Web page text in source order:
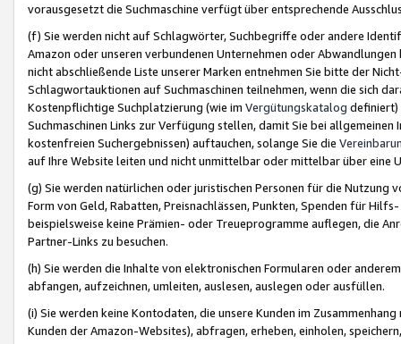
vorausgesetzt die Suchmaschine verfügt über entsprechende
(f) Sie werden nicht auf Schlagwörter, Suchbegriffe oder andere
Amazon oder unseren verbundenen Unternehmen oder
nicht abschließende Liste unserer Marken entnehmen Sie bitte der
Schlagwortauktionen auf Suchmaschinen teilnehmen, wenn die sich
Kostenpflichtige Suchplatzierung (wie im Vergütungskatalog definiert)
Suchmaschinen Links zur Verfügung stellen, damit Sie bei
kostenfreien Suchergebnissen) auftauchen, solange Sie die
auf Ihre Website leiten und nicht unmittelbar oder mittelbar über eine
(g) Sie werden natürlichen oder juristischen Personen für die Nutzung
Form von Geld, Rabatten, Preisnachlässen, Punkten, Spenden für
beispielsweise keine Prämien- oder Treueprogramme auflegen, die
Partner-Links zu besuchen.
(h) Sie werden die Inhalte von elektronischen Formularen oder
abfangen, aufzeichnen, umleiten, auslesen, auslegen oder ausfüllen.
(i) Sie werden keine Kontodaten, die unsere Kunden im
Kunden der Amazon-Websites), abfragen, erheben, einholen,